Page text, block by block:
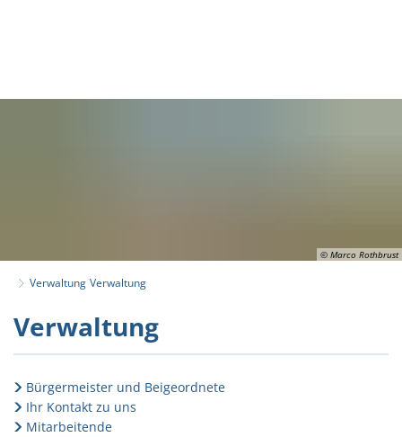
© Marco Rothbrust
Verwaltung Verwaltung
Verwaltung
Verwaltung
Bürgermeister und Beigeordnete
Ihr Kontakt zu uns
Mitarbeitende